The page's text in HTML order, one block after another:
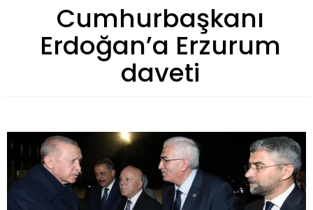
Cumhurbaşkanı
Erdoğan’a Erzurum
daveti